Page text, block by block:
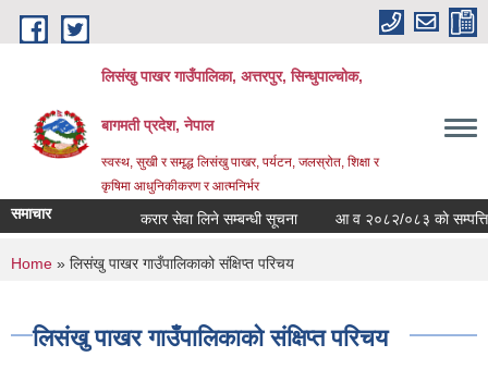
Skip to main content
लिसंखु पाखर गाउँपालिका, अत्तरपुर, सिन्धुपाल्चोक,
बागमती प्रदेश, नेपाल
स्वस्थ, सुखी र समृद्ध लिसंखु पाखर, पर्यटन, जलस्रोत, शिक्षा र
कृषिमा आधुनिकीकरण र आत्मनिर्भर
समाचार करार सेवा लिने सम्बन्धी सूचना आ व २०८२/०८३ काे सम्पत्ति
You are here
Home » लिसंखु पाखर गाउँपालिकाको संक्षिप्त परिचय
लिसंखु पाखर गाउँपालिकाको संक्षिप्त परिचय